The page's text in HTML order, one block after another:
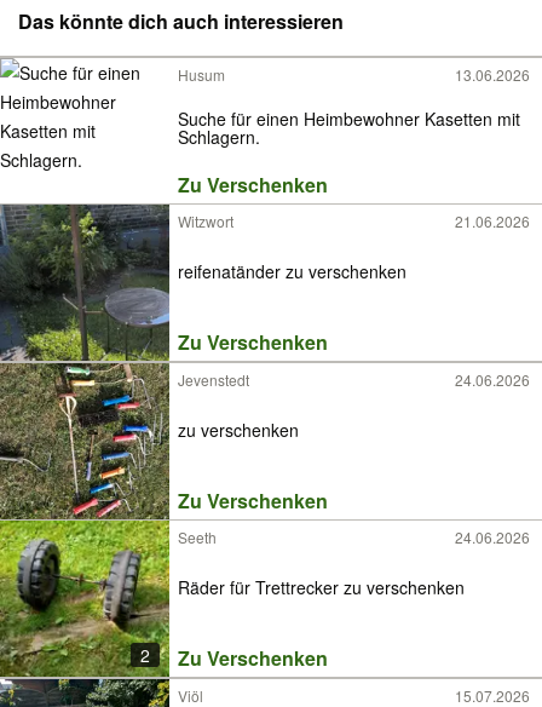
Das könnte dich auch interessieren
Husum 13.06.2026
Suche für einen Heimbewohner Kasetten mit
Schlagern.
Zu Verschenken
Witzwort 21.06.2026
reifenatänder zu verschenken
Zu Verschenken
Jevenstedt 24.06.2026
zu verschenken
Zu Verschenken
2
Seeth 24.06.2026
Räder für Trettrecker zu verschenken
Zu Verschenken
Viöl 15.07.2026